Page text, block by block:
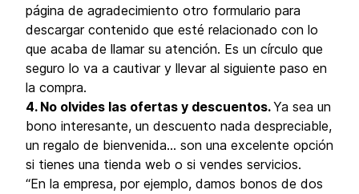
página de agradecimiento otro formulario para
descargar contenido que esté relacionado con lo
que acaba de llamar su atención. Es un círculo que
seguro lo va a cautivar y llevar al siguiente paso en
la compra.
4. No olvides las ofertas y descuentos.Ya sea un
bono interesante, un descuento nada despreciable,
un regalo de bienvenida… son una excelente opción
si tienes una tienda web o si vendes servicios.
“En la empresa, por ejemplo, damos bonos de dos